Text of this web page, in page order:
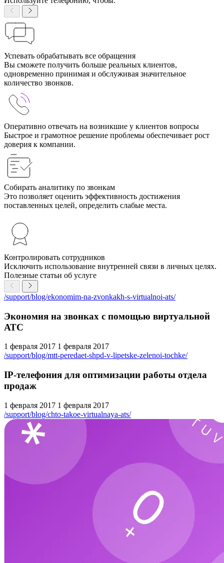
Успевать обрабатывать все обращения
Вы сможете получить больше реальных клиентов,
одновременно принимая и обслуживая значительное
количество звонков.
Оперативно отвечать на возникшие у клиентов вопросы
Быстрое и грамотное решение проблемы обеспечивает рост
доверия к компании.
Собирать аналитику по звонкам
Это позволяет оценить эффективность достижения
поставленных целей, определить слабые места.
Контролировать сотрудников
Исключить использование внутренней связи в личных целях.
Полезные статьи об услуге
/support/blog/ekonomim-na-zvonkakh-s-virtualnoi-ats/
Экономия на звонках с помощью виртуальной
АТС
1 февраля 2017 1 февраля 2017
/support/blog/mtt-peredaet-shpd-v-lipetske-zelenoi-tochke/
IP-телефония для оптимизации работы отдела
продаж
1 февраля 2017 1 февраля 2017
/support/blog/chto-takoe-virtualnaya-ats/